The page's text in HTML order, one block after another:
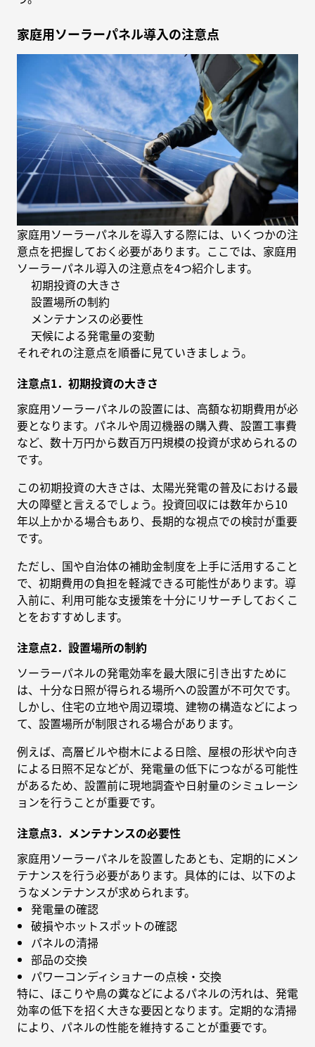
家庭用ソーラーパネル導入の注意点
家庭用ソーラーパネルを導入する際には、いくつかの注
意点を把握しておく必要があります。ここでは、家庭用
ソーラーパネル導入の注意点を4つ紹介します。
初期投資の大きさ
設置場所の制約
メンテナンスの必要性
天候による発電量の変動
それぞれの注意点を順番に見ていきましょう。
注意点1．初期投資の大きさ
家庭用ソーラーパネルの設置には、高額な初期費用が必
要となります。パネルや周辺機器の購入費、設置工事費
など、数十万円から数百万円規模の投資が求められるの
です。
この初期投資の大きさは、太陽光発電の普及における最
大の障壁と言えるでしょう。投資回収には数年から10
年以上かかる場合もあり、長期的な視点での検討が重要
です。
ただし、国や自治体の補助金制度を上手に活用すること
で、初期費用の負担を軽減できる可能性があります。導
入前に、利用可能な支援策を十分にリサーチしておくこ
とをおすすめします。
注意点2．設置場所の制約
ソーラーパネルの発電効率を最大限に引き出すために
は、十分な日照が得られる場所への設置が不可欠です。
しかし、住宅の立地や周辺環境、建物の構造などによっ
て、設置場所が制限される場合があります。
例えば、高層ビルや樹木による日陰、屋根の形状や向き
による日照不足などが、発電量の低下につながる可能性
があるため、設置前に現地調査や日射量のシミュレーシ
ョンを行うことが重要です。
注意点3．メンテナンスの必要性
家庭用ソーラーパネルを設置したあとも、定期的にメン
テナンスを行う必要があります。具体的には、以下のよ
うなメンテナンスが求められます。
発電量の確認
破損やホットスポットの確認
パネルの清掃
部品の交換
パワーコンディショナーの点検・交換
特に、ほこりや鳥の糞などによるパネルの汚れは、発電
効率の低下を招く大きな要因となります。定期的な清掃
により、パネルの性能を維持することが重要です。